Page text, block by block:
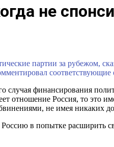
не
партии за рубежом,
случая финансирования
отношение Россия, то это
не имея никаких
в попытке расширить